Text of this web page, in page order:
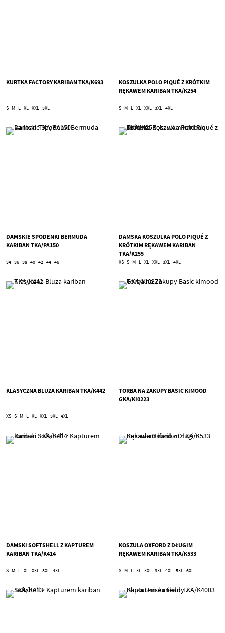
KURTKA FACTORY KARIBAN TKA/K693
S M L XL XXL 3XL
KOSZULKA POLO PIQUÉ Z KRÓTKIM
RĘKAWEM KARIBAN TKA/K254
S M L XL XXL 3XL 4XL
DAMSKIE SPODENKI BERMUDA
KARIBAN TKA/PA150
34 36 38 40 42 44 46
DAMSKA KOSZULKA POLO PIQUÉ Z
KRÓTKIM RĘKAWEM KARIBAN
TKA/K255
XS S M L XL XXL 3XL 4XL
KLASYCZNA BLUZA KARIBAN TKA/K442
XS S M L XL XXL 3XL 4XL
TORBA NA ZAKUPY BASIC KIMOOD
GKA/KI0223
DAMSKI SOFTSHELL Z KAPTUREM
KARIBAN TKA/K414
S M L XL XXL 3XL 4XL
KOSZULA OXFORD Z DŁUGIM
RĘKAWEM KARIBAN TKA/K533
S M L XL XXL 3XL 4XL 5XL 6XL